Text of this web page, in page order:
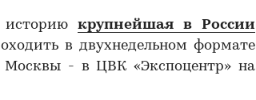
историюкрупнейшая в России
в двухнедельном формате
- в ЦВК «Экспоцентр» на